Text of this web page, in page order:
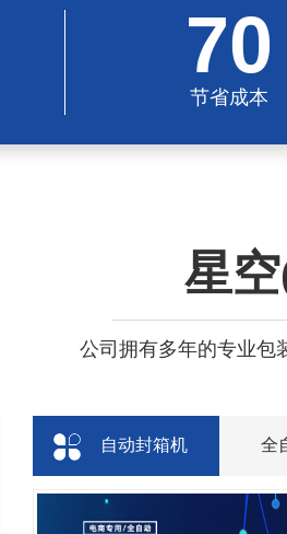
70
节省成本
星
公司拥有多年的专业包
自动封箱机 全